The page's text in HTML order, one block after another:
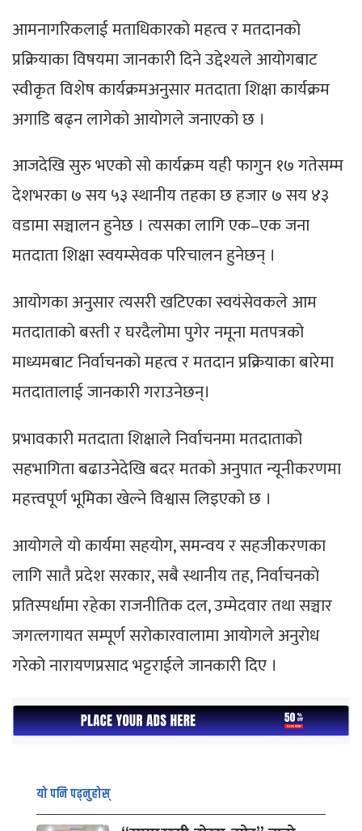
आमनागरिकलाई मताधिकारको महत्व र मतदानको
प्रक्रियाका विषयमा जानकारी दिने उद्देश्यले आयोगबाट
स्वीकृत विशेष कार्यक्रमअनुसार मतदाता शिक्षा कार्यक्रम
अगाडि बढ्न लागेको आयोगले जनाएको छ ।
आजदेखि सुरु भएको सो कार्यक्रम यही फागुन १७ गतेसम्म
देशभरका ७ सय ५३ स्थानीय तहका छ हजार ७ सय ४३
वडामा सञ्चालन हुनेछ । त्यसका लागि एक–एक जना
मतदाता शिक्षा स्वयम्सेवक परिचालन हुनेछन् ।
आयोगका अनुसार त्यसरी खटिएका स्वयंसेवकले आम
मतदाताको बस्ती र घरदैलोमा पुगेर नमूना मतपत्रको
माध्यमबाट निर्वाचनको महत्व र मतदान प्रक्रियाका बारेमा
मतदातालाई जानकारी गराउनेछन्।
प्रभावकारी मतदाता शिक्षाले निर्वाचनमा मतदाताको
सहभागिता बढाउनेदेखि बदर मतको अनुपात न्यूनीकरणमा
महत्त्वपूर्ण भूमिका खेल्ने विश्वास लिइएको छ ।
आयोगले यो कार्यमा सहयोग, समन्वय र सहजीकरणका
लागि सातै प्रदेश सरकार, सबै स्थानीय तह, निर्वाचनको
प्रतिस्पर्धामा रहेका राजनीतिक दल, उम्मेदवार तथा सञ्चार
जगत्लगायत सम्पूर्ण सरोकारवालामा आयोगले अनुरोध
गरेको नारायणप्रसाद भट्टराईले जानकारी दिए ।
यो पनि पढ्नुहोस्